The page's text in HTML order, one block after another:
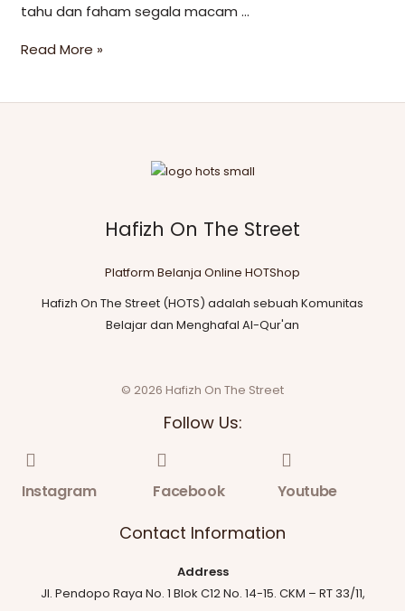
tahu dan faham segala macam …
Read More »
Hafizh On The Street
Platform Belanja Online HOTShop
Hafizh On The Street (HOTS) adalah sebuah Komunitas
Belajar dan Menghafal Al-Qur'an
© 2026 Hafizh On The Street
Follow Us:
Instagram Facebook Youtube
Contact Information
Address
Jl. Pendopo Raya No. 1 Blok C12 No. 14-15. CKM – RT 33/11,